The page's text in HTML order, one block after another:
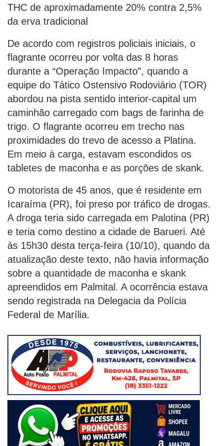
THC de aproximadamente 20% contra 2,5%
da erva tradicional
De acordo com registros policiais iniciais, o
flagrante ocorreu por volta das 8 horas
durante a “Operação Impacto”, quando a
equipe do Tático Ostensivo Rodoviário (TOR)
abordou na pista sentido interior-capital um
caminhão carregado com bags de farinha de
trigo. O flagrante ocorreu em trecho nas
proximidades do trevo de acesso a Platina.
Em meio à carga, estavam escondidos os
tabletes de maconha e as porções de skank.
O motorista de 45 anos, que é residente em
Icaraíma (PR), foi preso por tráfico de drogas.
A droga teria sido carregada em Palotina (PR)
e teria como destino a cidade de Barueri. Até
às 15h30 desta terça-feira (10/10), quando da
atualização deste texto, não havia informação
sobre a quantidade de maconha e skank
apreendidos em Palmital. A ocorrência estava
sendo registrada na Delegacia da Polícia
Federal de Marília.